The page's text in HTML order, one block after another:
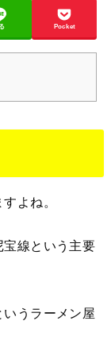
Pocket
よね。
線という主要
うラーメン屋